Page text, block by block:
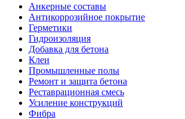
Анкерные составы
Антикоррозийное покрытие
Герметики
Гидроизоляция
Добавка для бетона
Клеи
Промышленные полы
Ремонт и защита бетона
Реставрационная смесь
Усиление конструкций
Фибра